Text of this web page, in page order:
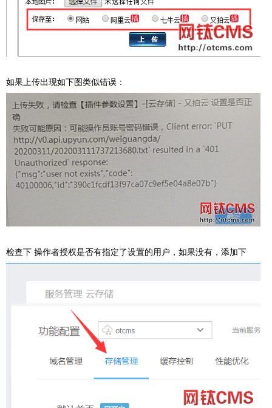
如果上传出现如下图类似错误：
检查下 操作者授权是否有指定了设置的用户，如果没有，添加下